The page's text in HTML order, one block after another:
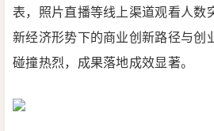
表，照片直播等线上渠道观看人数
新经济形势下的商业创新路径与创
碰撞热烈，成果落地成效显著。